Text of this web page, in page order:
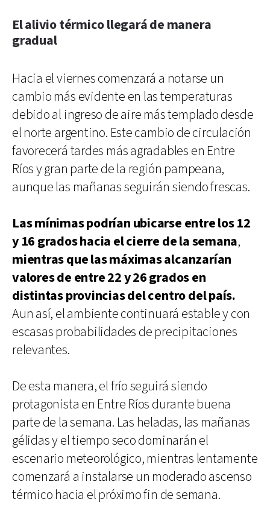
El alivio térmico llegará de manera
gradual
Hacia el viernes comenzará a notarse un
cambio más evidente en las temperaturas
debido al ingreso de aire más templado desde
el norte argentino. Este cambio de circulación
favorecerá tardes más agradables en Entre
Ríos y gran parte de la región pampeana,
aunque las mañanas seguirán siendo frescas.
Las mínimas podrían ubicarse entre los 12
y 16 grados hacia el cierre de la semana,
mientras que las máximas alcanzarían
valores de entre 22 y 26 grados en
distintas provincias del centro del país.
Aun así, el ambiente continuará estable y con
escasas probabilidades de precipitaciones
relevantes.
De esta manera, el frío seguirá siendo
protagonista en Entre Ríos durante buena
parte de la semana. Las heladas, las mañanas
gélidas y el tiempo seco dominarán el
escenario meteorológico, mientras lentamente
comenzará a instalarse un moderado ascenso
térmico hacia el próximo fin de semana.